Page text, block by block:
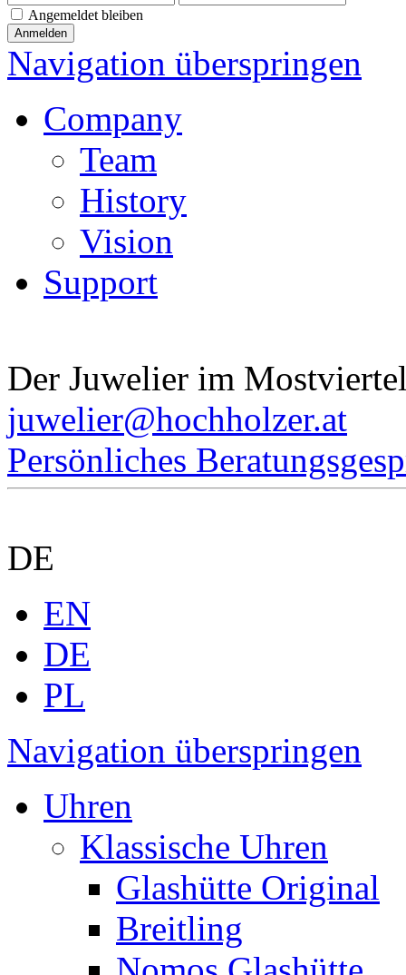
Angemeldet bleiben
Navigation überspringen
Company
Team
History
Vision
Support
Der Juwelier im
juwelier@hochholzer.at
Persönliches
DE
EN
DE
PL
Navigation überspringen
Uhren
Klassische Uhren
Glashütte Original
Breitling